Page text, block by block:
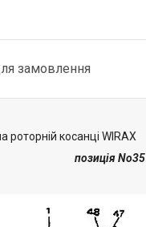
замовлення
косанці WIRAX
позиція No35